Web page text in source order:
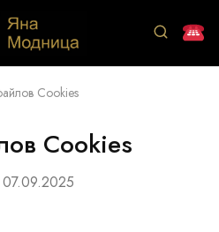
Cookies
Cookies
07.09.2025